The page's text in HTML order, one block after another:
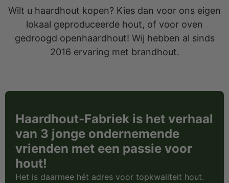
Wilt u haardhout kopen? Kies dan voor ons eigen
lokaal geproduceerde hout, of voor oven
gedroogd openhaardhout! Wij hebben al sinds
2016 ervaring met brandhout.
Haardhout-Fabriek is het verhaal
van 3 jonge ondernemende
vrienden met een passie voor
hout!
Het is daarmee hét adres voor topkwaliteit hout.